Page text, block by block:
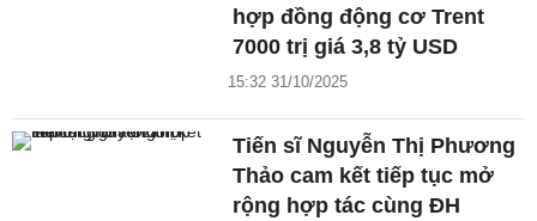
hợp đồng động cơ Trent
7000 trị giá 3,8 tỷ USD
15:32 31/10/2025
Tiến sĩ Nguyễn Thị Phương
Thảo cam kết tiếp tục mở
rộng hợp tác cùng ĐH